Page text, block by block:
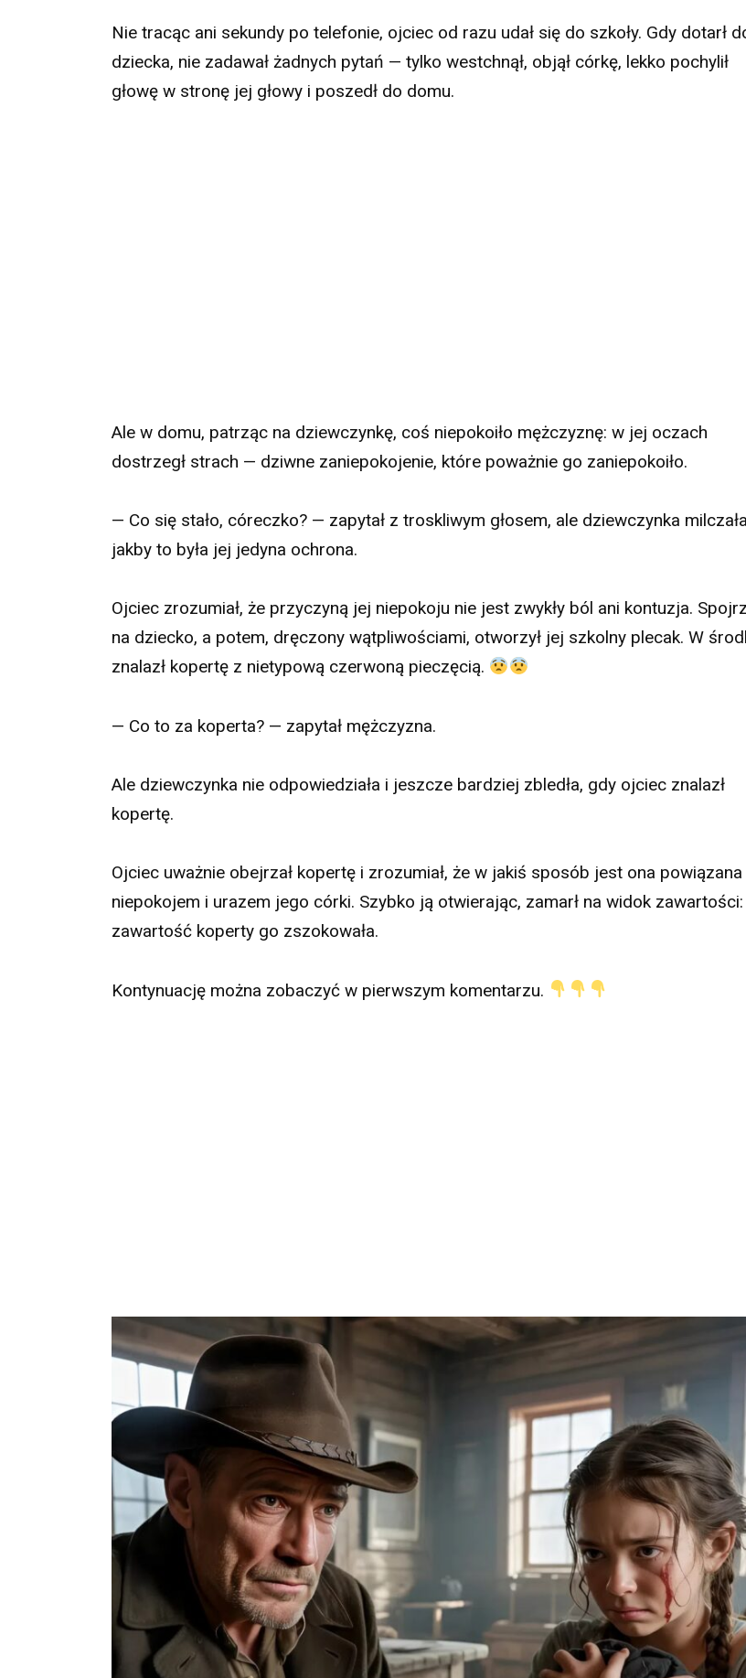
Nie tracąc ani sekundy po telefonie, ojciec od razu udał się do szkoły. Gdy dotarł
dziecka, nie zadawał żadnych pytań — tylko westchnął, objął córkę, lekko pochylił
głowę w stronę jej głowy i poszedł do domu.
Ale w domu, patrząc na dziewczynkę, coś niepokoiło mężczyznę: w jej oczach
dostrzegł strach — dziwne zaniepokojenie, które poważnie go zaniepokoiło.
— Co się stało, córeczko? — zapytał z troskliwym głosem, ale dziewczynka
jakby to była jej jedyna ochrona.
Ojciec zrozumiał, że przyczyną jej niepokoju nie jest zwykły ból ani kontuzja.
na dziecko, a potem, dręczony wątpliwościami, otworzył jej szkolny plecak. W
znalazł kopertę z nietypową czerwoną pieczęcią.
— Co to za koperta? — zapytał mężczyzna.
Ale dziewczynka nie odpowiedziała i jeszcze bardziej zbledła, gdy ojciec znalazł
kopertę.
Ojciec uważnie obejrzał kopertę i zrozumiał, że w jakiś sposób jest ona powiązana
niepokojem i urazem jego córki. Szybko ją otwierając, zamarł na widok zawartości:
zawartość koperty go zszokowała.
Kontynuację można zobaczyć w pierwszym komentarzu.